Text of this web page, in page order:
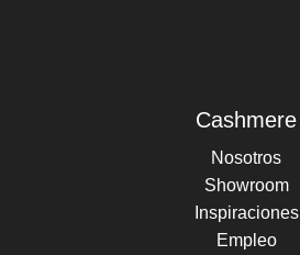
Cashmere
Nosotros
Showroom
Inspiraciones
Empleo